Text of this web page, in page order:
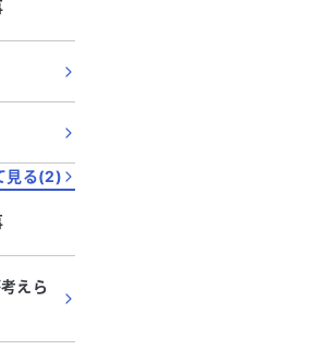
見る(2)
えら